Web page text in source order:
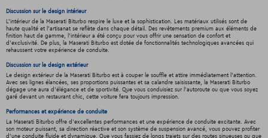
Discussion sur le design intérieur
L'intérieur de la Maserati Biturbo respire le luxe et la sophistication. Les matériaux utilisés sont de
haute qualité et l'artisanat se reflète dans chaque détail. Des revêtements premium aux éléments de
finition haut de gamme, l'intérieur a été conçu pour vous offrir une sensation de confort et
d'exclusivité. De plus, la Maserati Biturbo est dotée de fonctionnalités technologiques avancées qui
rehaussent votre expérience de conduite.
Discussion sur le design extérieur
Le design extérieur de la Maserati Biturbo est à couper le souffle et attire immédiatement l'attention.
Avec ses lignes élancées, ses proportions puissantes et sa calandre saisissante, la Maserati Biturbo
dégage une aura d'élégance et de sportivité. Que vous conduisiez sur l'autoroute ou que vous soyez
garé devant un restaurant chic, cette voiture fera toujours impression.
Performances et expérience de conduite
La Maserati Biturbo offre d'excellentes performances et une expérience de conduite excitante. Avec
son moteur puissant, sa direction réactive et son système de suspension avancé, vous pouvez profiter
d'une conduite fluide et dynamique. Que vous fassiez de longs trajets sur des routes sinueuses ou que